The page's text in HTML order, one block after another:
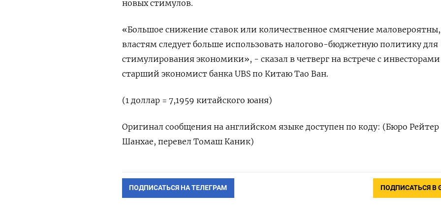
новых стимулов.
«Большое снижение ставок или количественное смягчение
властям следует больше использовать налогово-бюджетную политику для
стимулирования экономики», - сказал в четверг на встрече с инвесторами
старший экономист банка UBS по Китаю Тао Ван.
(1 доллар = 7,1959 китайского юаня)
Оригинал сообщения на английском языке доступен по коду: (Бюро Рейтер
Шанхае, перевел Томаш Каник)
ПОДПИСАТЬСЯ НА ТЕЛЕГРАМ ПОДПИСАТЬСЯ В